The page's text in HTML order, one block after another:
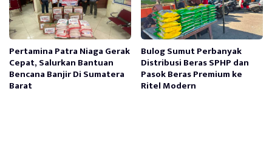
Pertamina Patra Niaga Gerak
Cepat, Salurkan Bantuan
Bencana Banjir Di Sumatera
Barat
Bulog Sumut Perbanyak
Distribusi Beras SPHP dan
Pasok Beras Premium ke
Ritel Modern